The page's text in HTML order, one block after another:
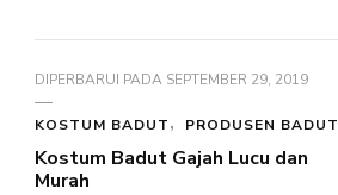
DIPERBARUI PADA SEPTEMBER 29, 2019
KOSTUM BADUT PRODUSEN BADUT
Kostum Badut Gajah Lucu dan
Murah